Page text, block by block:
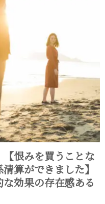
【恨みを買うことな
算ができました】
な効果の存在感ある